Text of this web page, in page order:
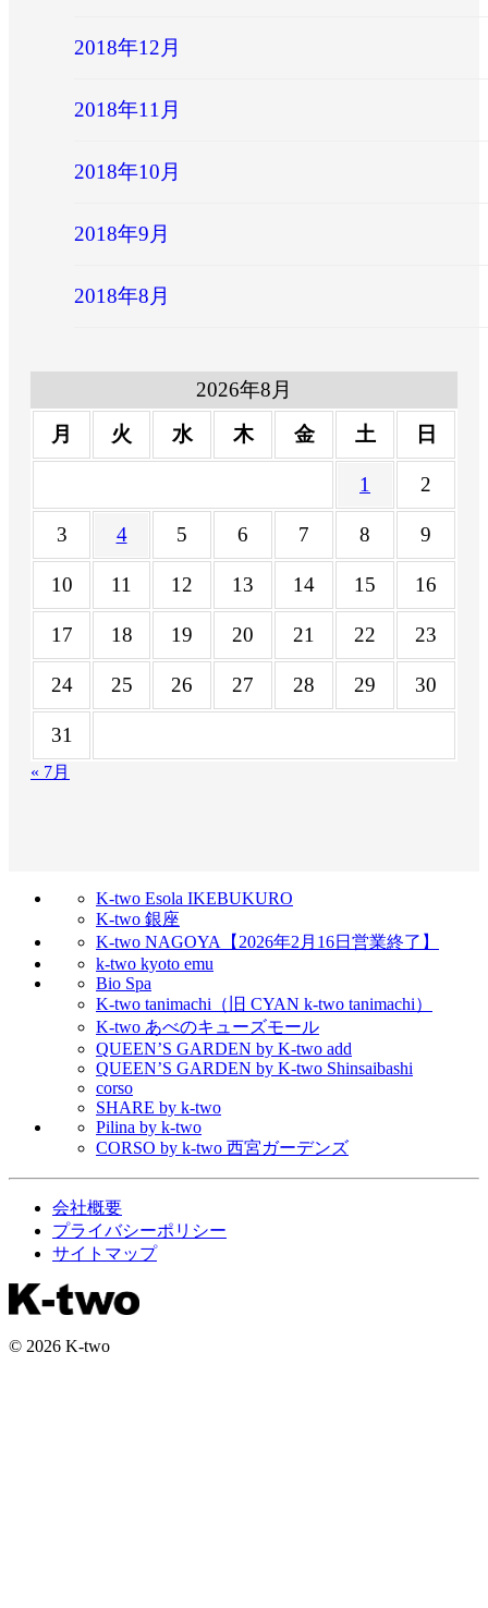
2018年12月
2018年11月
2018年10月
2018年9月
2018年8月
2026年8月
月
火 水 木 金 土 日
1 2
3 4 5 6 7 8 9
10 11 12 13 14 15 16
17 18 19 20 21 22 23
24 25 26 27 28 29 30
31
« 7月
K-two Esola IKEBUKURO
K-two 銀座
K-two NAGOYA【2026年2月16日営業終了】
k-two kyoto emu
Bio Spa
K-two tanimachi（旧 CYAN k-two tanimachi）
K-two あべのキューズモール
QUEEN’S GARDEN by K-two add
QUEEN’S GARDEN by K-two Shinsaibashi
corso
SHARE by k-two
Pilina by k-two
CORSO by k-two 西宮ガーデンズ
会社概要
プライバシーポリシー
サイトマップ
© 2026 K-two